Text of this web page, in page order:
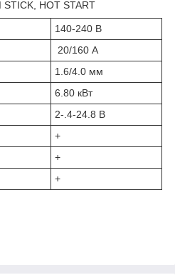
HOT START
140-240 В
20/160 А
1.6/4.0 мм
6.80 кВт
2-.4-24.8 В
+
+
+